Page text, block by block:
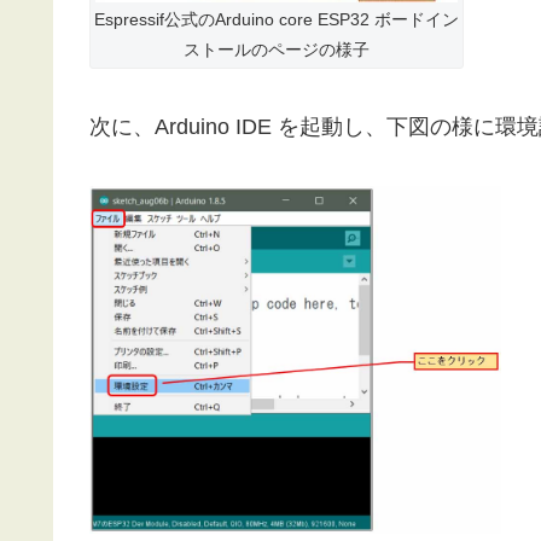
Espressif公式のArduino core ESP32 ボードイン
ストールのページの様子
次に、Arduino IDE を起動し、下図の様に環境